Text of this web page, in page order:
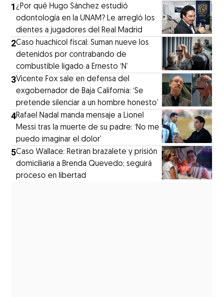
1¿Por qué Hugo Sánchez estudió
odontología en la UNAM? Le arregló los
dientes a jugadores del Real Madrid
2Caso huachicol fiscal: Suman nueve los
detenidos por contrabando de
combustible ligado a Ernesto ‘N’
3Vicente Fox sale en defensa del
exgobernador de Baja California: ‘Se
pretende silenciar a un hombre honesto’
4Rafael Nadal manda mensaje a Lionel
Messi tras la muerte de su padre: ‘No me
puedo imaginar el dolor’
5Caso Wallace: Retiran brazalete y prisión
domiciliaria a Brenda Quevedo; seguirá
proceso en libertad